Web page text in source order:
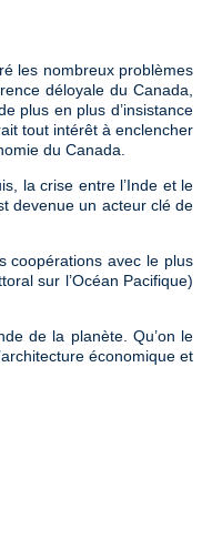
les nombreux problèmes
déloyale du Canada,
plus en plus d’insistance
tout intérêt à enclencher
du Canada.
la crise entre l’Inde et le
devenue un acteur clé de
coopérations avec le plus
sur l’Océan Pacifique)
de la planète. Qu’on le
économique et